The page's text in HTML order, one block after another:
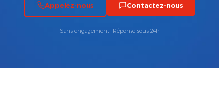
Appelez-nous Contactez-nous
Sans engagement · Réponse sous 24h